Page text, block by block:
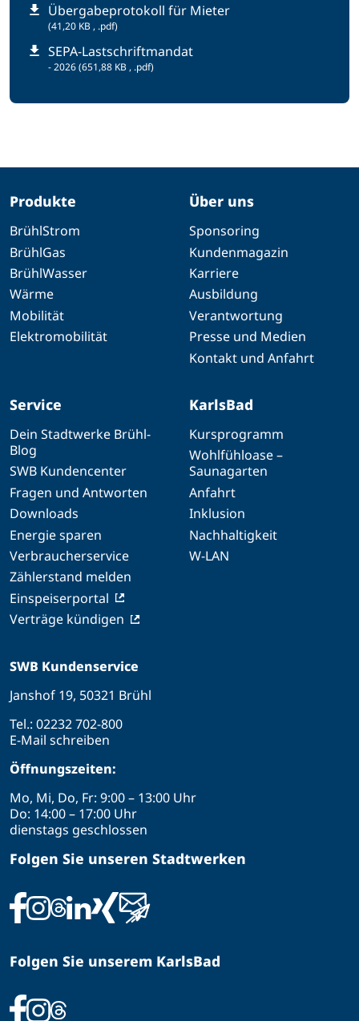
Übergabeprotokoll für Mieter
(41,20 KB , .pdf)
SEPA-Lastschriftmandat
- 2026(651,88 KB , .pdf)
Produkte
BrühlStrom
BrühlGas
BrühlWasser
Wärme
Mobilität
Elektromobilität
Über uns
Sponsoring
Kundenmagazin
Karriere
Ausbildung
Verantwortung
Presse und Medien
Kontakt und Anfahrt
Service
Dein Stadtwerke Brühl-
Blog
SWB Kundencenter
Fragen und Antworten
Downloads
Energie sparen
Verbraucherservice
Zählerstand melden
Einspeiserportal
Verträge kündigen
KarlsBad
Kursprogramm
Wohlfühloase –
Saunagarten
Anfahrt
Inklusion
Nachhaltigkeit
W-LAN
SWB Kundenservice
Janshof 19, 50321 Brühl
Tel.: 02232 702-800
E-Mail schreiben
Öffnungszeiten:
Mo, Mi, Do, Fr: 9:00 – 13:00 Uhr
Do: 14:00 – 17:00 Uhr
dienstags geschlossen
Folgen Sie unseren Stadtwerken
Folgen Sie unserem KarlsBad